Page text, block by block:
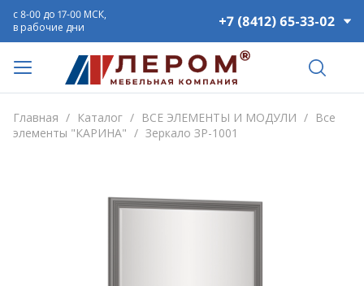
+7 (8412) 65-33-02
с 8-00 до 17-00 МСК,
в рабочие дни
Главная / Каталог / ВСЕ ЭЛЕМЕНТЫ И МОДУЛИ / Все
элементы "КАРИНА" / Зеркало ЗР-1001